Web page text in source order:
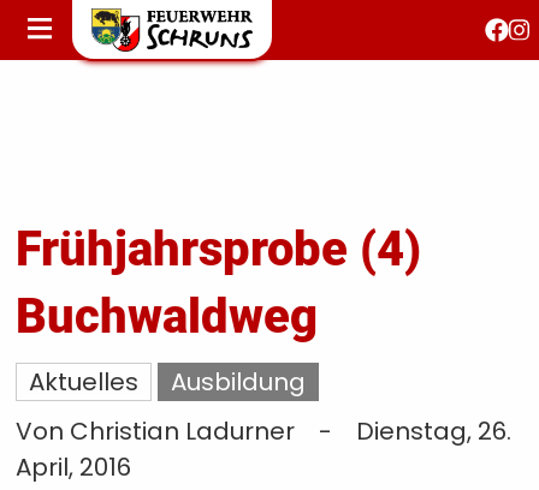
STARTSEITE
AKTUELLES
Frühjahrsprobe (4)
Buchwaldweg
Aktuelles
Ausbildung
Von Christian Ladurner
-
Dienstag, 26.
April, 2016